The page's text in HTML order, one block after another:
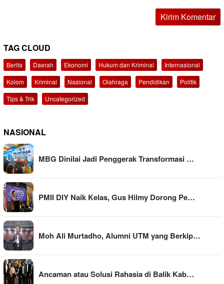
TAG CLOUD
Berita Daerah Ekonomi Hukum dan Kriminal
Internasional
Kolom
Kriminal Nasional Olahraga Pendidikan
Politik
Tips & Trik
Uncategorized
NASIONAL
MBG Dinilai Jadi Penggerak Transformasi …
PMII DIY Naik Kelas, Gus Hilmy Dorong Pe…
Moh Ali Murtadho, Alumni UTM yang Berkip…
Ancaman atau Solusi Rahasia di Balik Kab…